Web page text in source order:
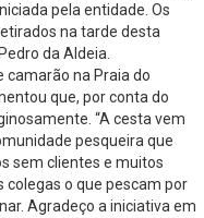
pela entidade. Os
na tarde desta
da Aldeia.
camarão na Praia do
que, por conta do
“A cesta vem
pesqueira que
sem clientes e muitos
o que pescam por
Agradeço a iniciativa em